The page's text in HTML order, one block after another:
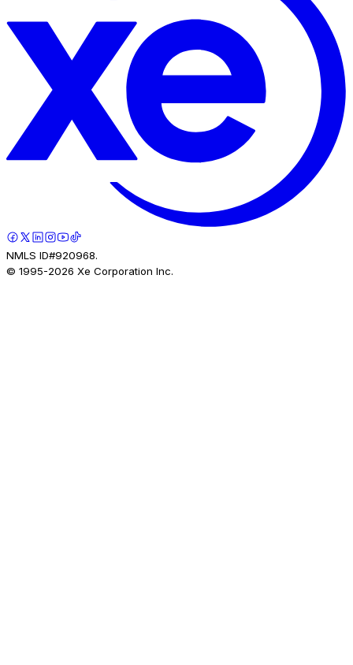
NMLS ID#920968.
© 1995-2026 Xe Corporation Inc.